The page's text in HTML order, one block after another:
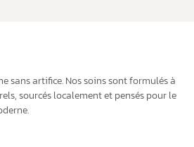
sans artifice. Nos soins sont formulés à
sourcés localement et pensés pour le